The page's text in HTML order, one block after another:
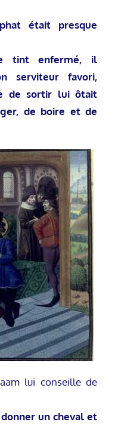
était presque
tint enfermé, il
serviteur favori,
de sortir lui ôtait
de boire et de
lui conseille de
un cheval et